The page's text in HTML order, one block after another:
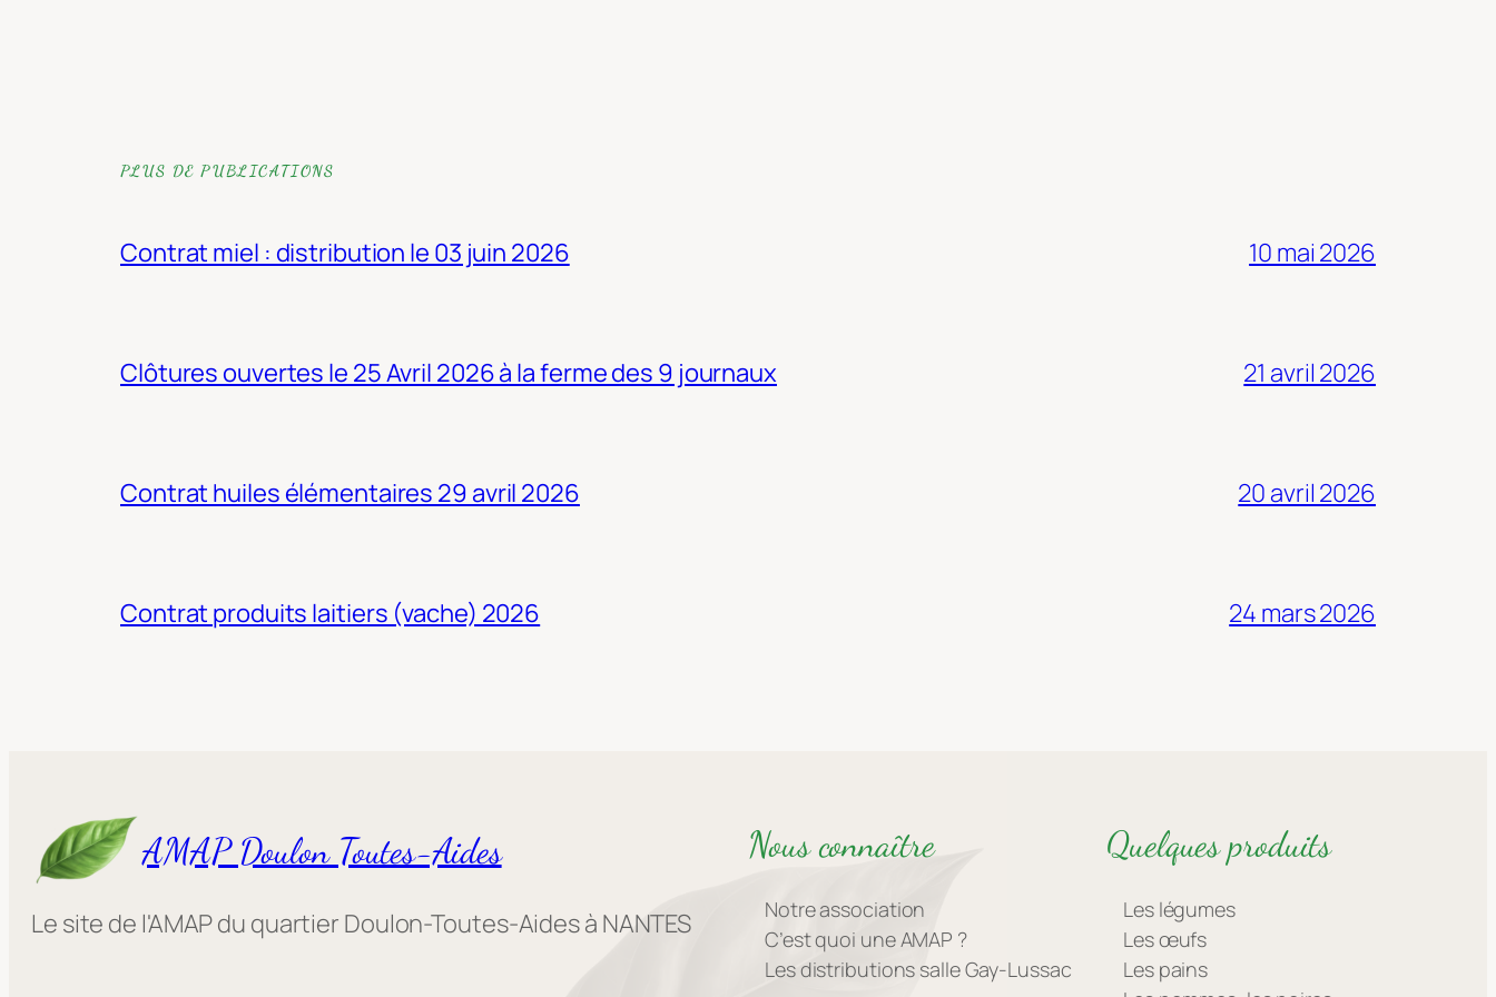
PLUS DE PUBLICATIONS
Contrat miel : distribution le 03 juin 2026 10 mai 2026
Clôtures ouvertes le 25 Avril 2026 à la ferme des 9 journaux 21 avril 2026
Contrat huiles élémentaires 29 avril 2026 20 avril 2026
Contrat produits laitiers (vache) 2026 24 mars 2026
AMAP Doulon Toutes-Aides
Le site de l'AMAP du quartier Doulon-Toutes-Aides à NANTES
Nous connaître
Notre association
C’est quoi une AMAP ?
Les distributions salle Gay-Lussac
Quelques produits
Les légumes
Les œufs
Les pains